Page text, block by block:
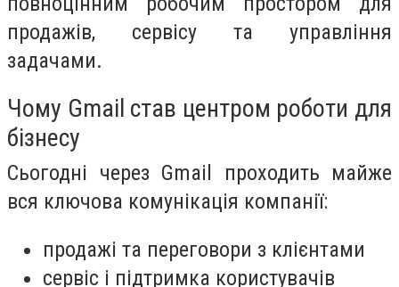
продажів, сервісу та управління
задачами.
Чому Gmail став центром роботи для
бізнесу
Сьогодні через Gmail проходить майже
вся ключова комунікація компанії:
продажі та переговори з клієнтами
сервіс і підтримка користувачів